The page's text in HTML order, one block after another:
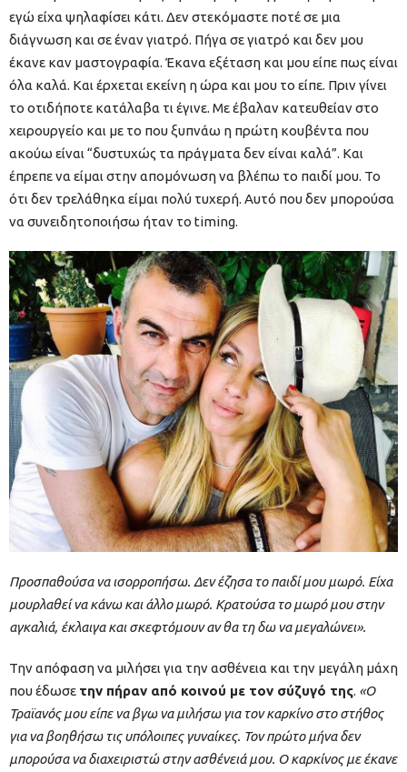
εγώ είχα ψηλαφίσει κάτι. Δεν στεκόμαστε ποτέ σε μια
διάγνωση και σε έναν γιατρό. Πήγα σε γιατρό και δεν μου
έκανε καν μαστογραφία. Έκανα εξέταση και μου είπε πως είναι
όλα καλά. Και έρχεται εκείνη η ώρα και μου το είπε. Πριν γίνει
το οτιδήποτε κατάλαβα τι έγινε. Με έβαλαν κατευθείαν στο
χειρουργείο και με το που ξυπνάω η πρώτη κουβέντα που
ακούω είναι “δυστυχώς τα πράγματα δεν είναι καλά”. Και
έπρεπε να είμαι στην απομόνωση να βλέπω το παιδί μου. Το
ότι δεν τρελάθηκα είμαι πολύ τυχερή. Αυτό που δεν μπορούσα
να συνειδητοποιήσω ήταν το timing.
Προσπαθούσα να ισορροπήσω. Δεν έζησα το παιδί μου μωρό. Είχα
μουρλαθεί να κάνω και άλλο μωρό. Κρατούσα το μωρό μου στην
αγκαλιά, έκλαιγα και σκεφτόμουν αν θα τη δω να μεγαλώνει».
Την απόφαση να μιλήσει για την ασθένεια και την μεγάλη μάχη
που έδωσε την πήραν από κοινού με τον σύζυγό της. «Ο
Τραϊανός μου είπε να βγω να μιλήσω για τον καρκίνο στο στήθος
για να βοηθήσω τις υπόλοιπες γυναίκες. Τον πρώτο μήνα δεν
μπορούσα να διαχειριστώ στην ασθένειά μου. Ο καρκίνος με έκανε